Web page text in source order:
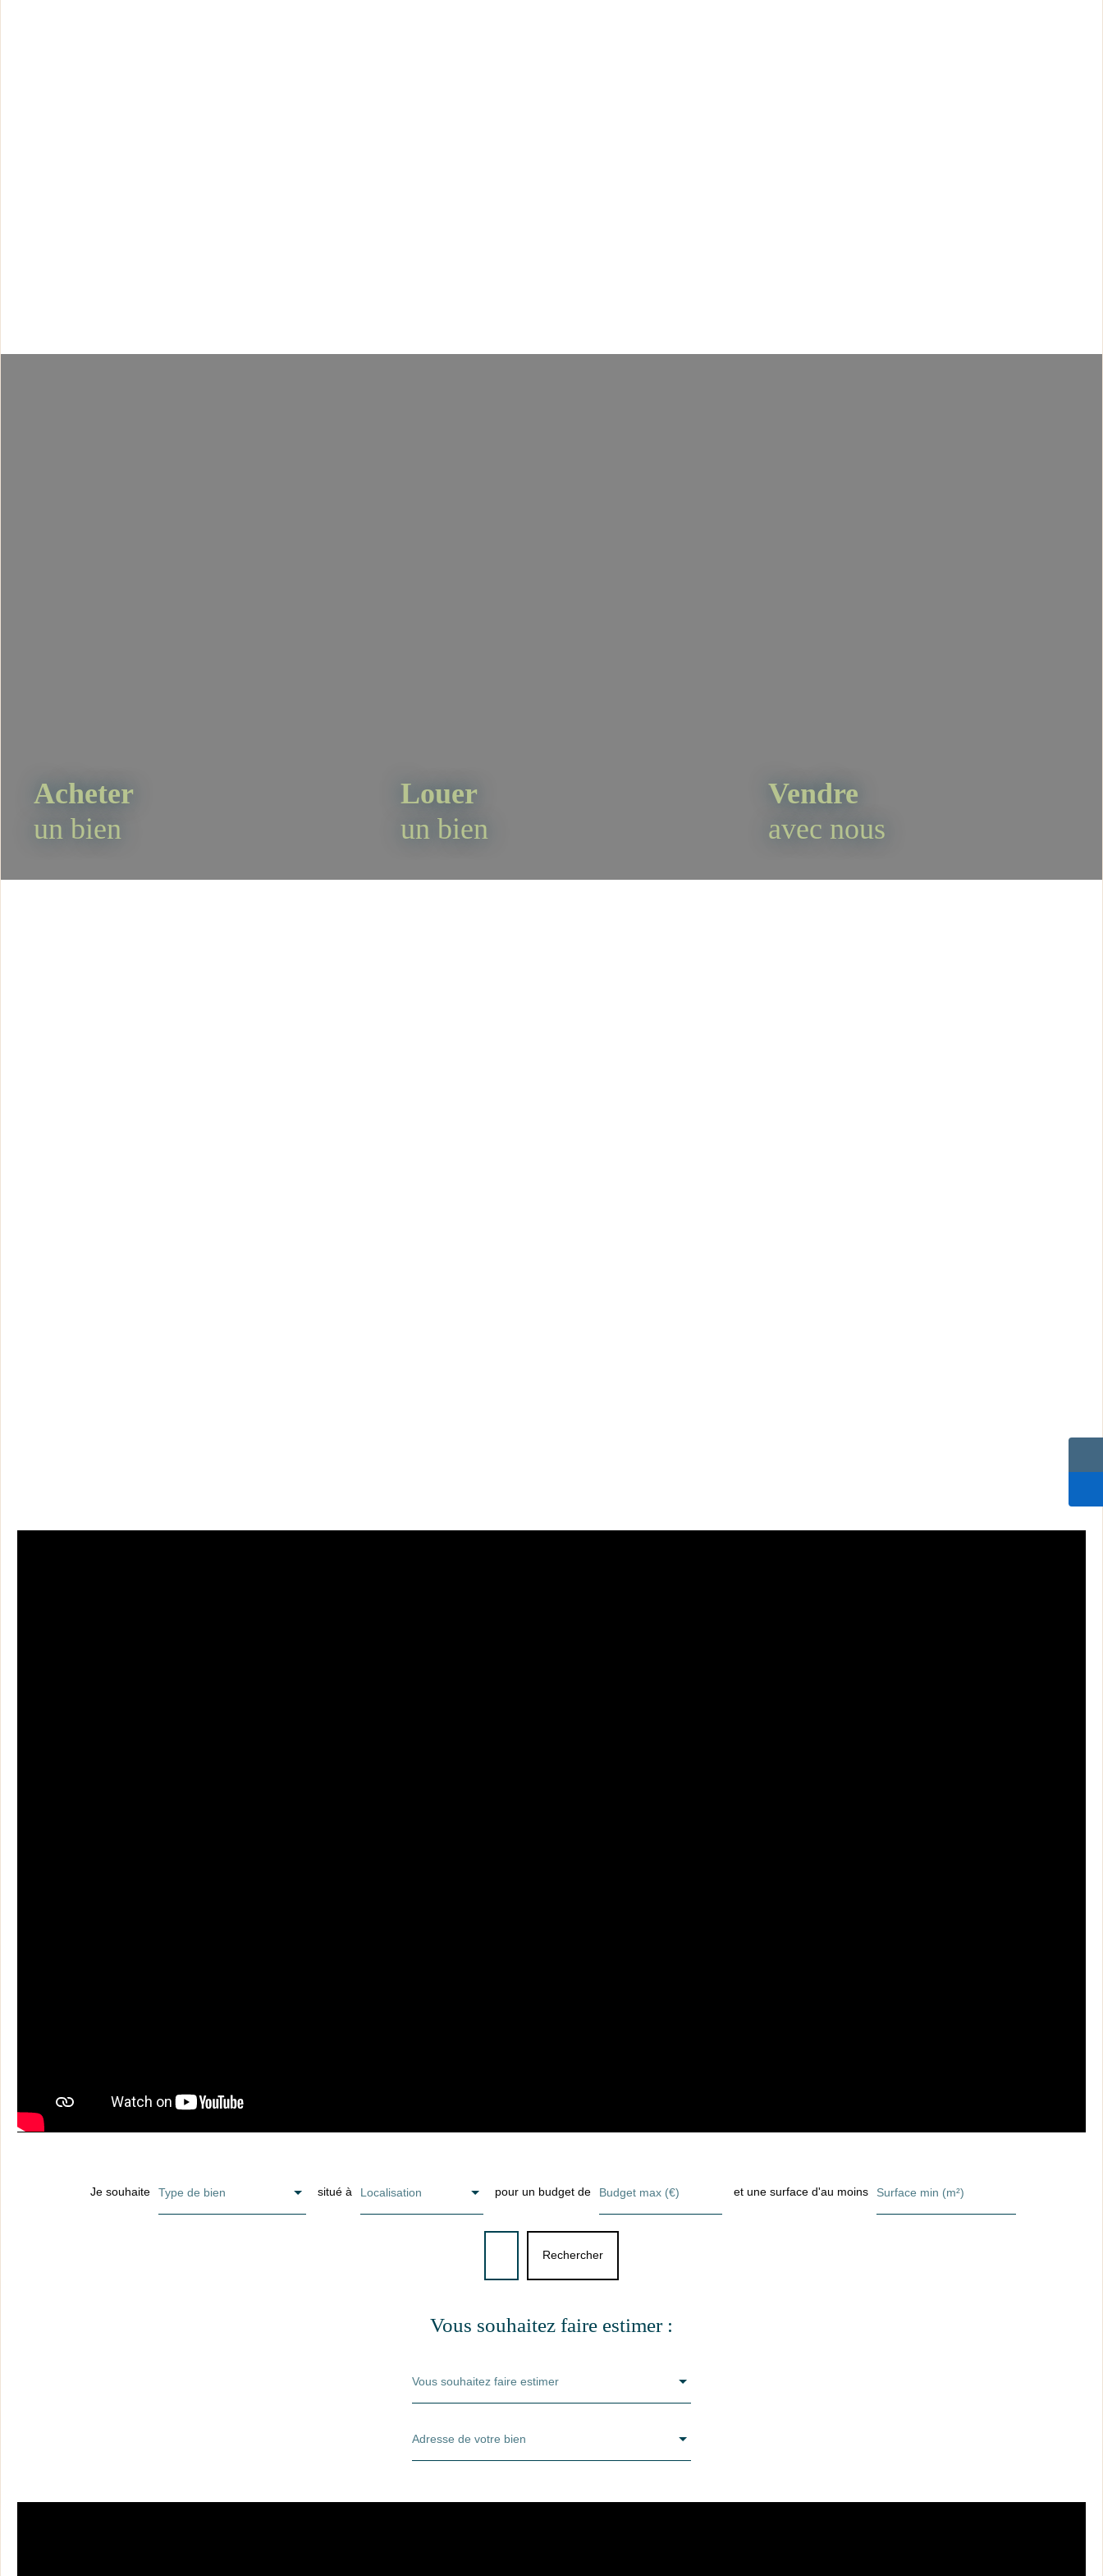
Acheter
un bien
Louer
un bien
Vendre
avec nous
Je souhaite Type de bien situé à Localisation pour un budget de Budget max (€) et une surface d'au moins Surface min (m²)
Rechercher
Vous souhaitez faire estimer :
Vous souhaitez faire estimer
Adresse de votre bien